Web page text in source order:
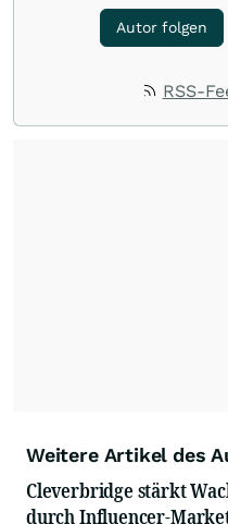
Autor folgen
RSS-
Weitere Artikel des
Cleverbridge stärkt
durch Influencer-